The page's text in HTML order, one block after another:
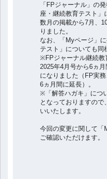
「FPジャーナル」の
座・継続教育テスト」
数月の掲載から7月、
りました。
なお、「Myページ」
テスト」についても同
※FPジャーナル継続教
2025年4月号から6ヵ
になりました（FP実
6ヵ月間に延長）。
※「解答ハガキ」につ
となっておりますの
いいたします。
今回の変更に関して「
ご確認いただけます。